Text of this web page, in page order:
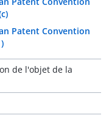
Patent Convention
de l'objet de la